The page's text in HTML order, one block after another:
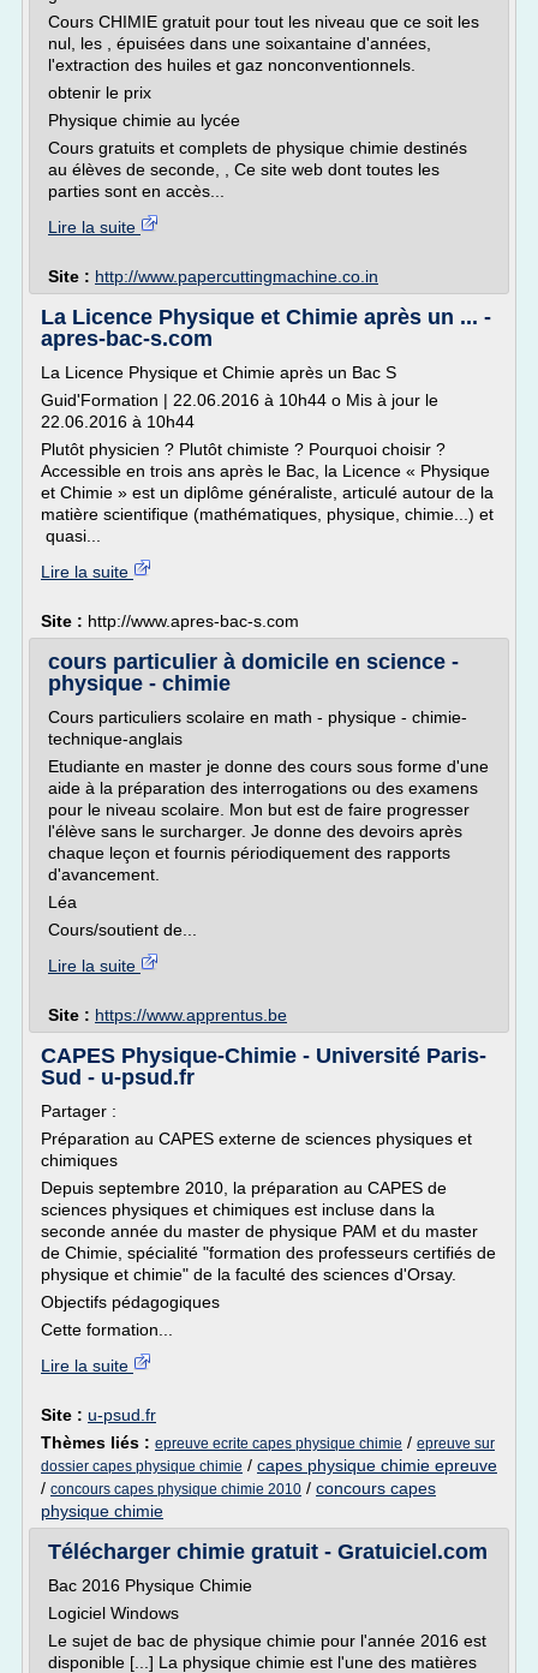
Cours CHIMIE gratuit pour tout les niveau que ce soit les
nul, les , épuisées dans une soixantaine d'années,
l'extraction des huiles et gaz nonconventionnels.
obtenir le prix
Physique chimie au lycée
Cours gratuits et complets de physique chimie destinés
au élèves de seconde, , Ce site web dont toutes les
parties sont en accès...
Lire la suite
Site : http://www.papercuttingmachine.co.in
La Licence Physique et Chimie après un ... -
apres-bac-s.com
La Licence Physique et Chimie après un Bac S
Guid'Formation | 22.06.2016 à 10h44 o Mis à jour le
22.06.2016 à 10h44
Plutôt physicien ? Plutôt chimiste ? Pourquoi choisir ?
Accessible en trois ans après le Bac, la Licence « Physique
et Chimie » est un diplôme généraliste, articulé autour de la
matière scientifique (mathématiques, physique, chimie...) et
quasi...
Lire la suite
Site : http://www.apres-bac-s.com
cours particulier à domicile en science -
physique - chimie
Cours particuliers scolaire en math - physique - chimie-
technique-anglais
Etudiante en master je donne des cours sous forme d'une
aide à la préparation des interrogations ou des examens
pour le niveau scolaire. Mon but est de faire progresser
l'élève sans le surcharger. Je donne des devoirs après
chaque leçon et fournis périodiquement des rapports
d'avancement.
Léa
Cours/soutient de...
Lire la suite
Site : https://www.apprentus.be
CAPES Physique-Chimie - Université Paris-
Sud - u-psud.fr
Partager :
Préparation au CAPES externe de sciences physiques et
chimiques
Depuis septembre 2010, la préparation au CAPES de
sciences physiques et chimiques est incluse dans la
seconde année du master de physique PAM et du master
de Chimie, spécialité "formation des professeurs certifiés de
physique et chimie" de la faculté des sciences d'Orsay.
Objectifs pédagogiques
Cette formation...
Lire la suite
Site : u-psud.fr
Thèmes liés : epreuve ecrite capes physique chimie / epreuve sur
dossier capes physique chimie / capes physique chimie epreuve
/ concours capes physique chimie 2010 / concours capes
physique chimie
Télécharger chimie gratuit - Gratuiciel.com
Bac 2016 Physique Chimie
Logiciel Windows
Le sujet de bac de physique chimie pour l'année 2016 est
disponible [...] La physique chimie est l'une des matières